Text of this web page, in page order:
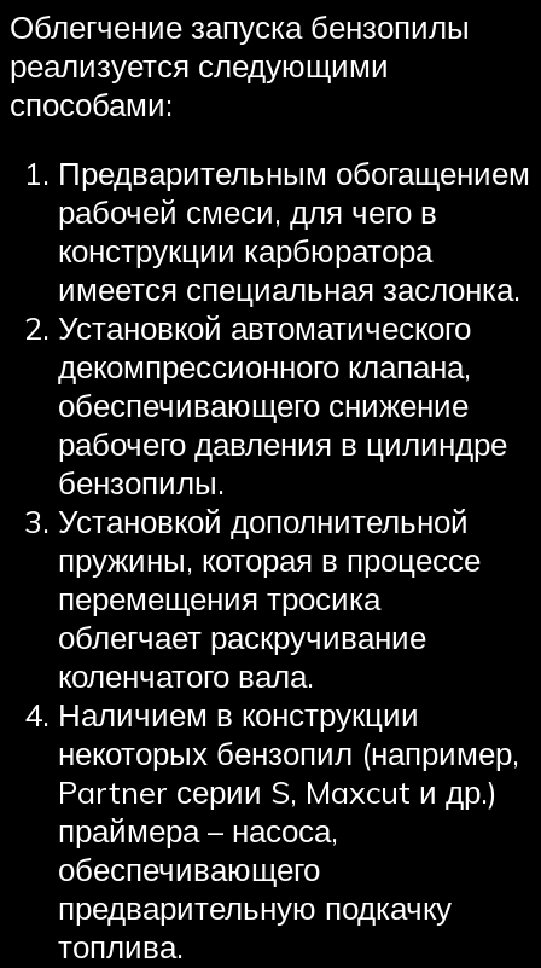
Облегчение запуска бензопилы
реализуется следующими
способами:
Предварительным обогащением
рабочей смеси, для чего в
конструкции карбюратора
имеется специальная заслонка.
Установкой автоматического
декомпрессионного клапана,
обеспечивающего снижение
рабочего давления в цилиндре
бензопилы.
Установкой дополнительной
пружины, которая в процессе
перемещения тросика
облегчает раскручивание
коленчатого вала.
Наличием в конструкции
некоторых бензопил (например,
Partner серии S, Maxcut и др.)
праймера – насоса,
обеспечивающего
предварительную подкачку
топлива.